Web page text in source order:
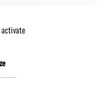
conditions
activate